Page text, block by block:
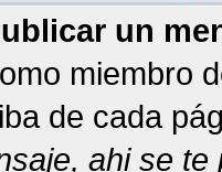
un
miembro
de cada
, ahi se te